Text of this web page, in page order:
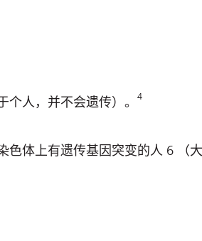
人，并不会遗传）。 4
体上有遗传基因突变的人 6 （